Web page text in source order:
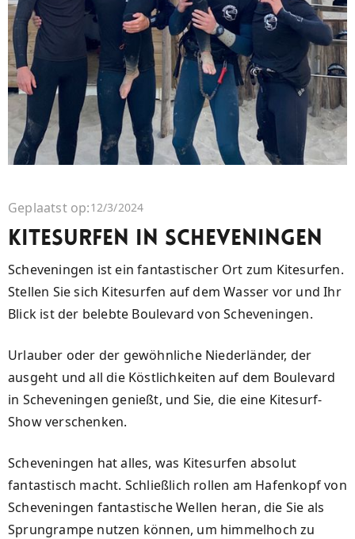
Geplaatst op:12/3/2024
KITESURFEN IN SCHEVENINGEN
Scheveningen ist ein fantastischer Ort zum Kitesurfen.
Stellen Sie sich Kitesurfen auf dem Wasser vor und Ihr
Blick ist der belebte Boulevard von Scheveningen.
Urlauber oder der gewöhnliche Niederländer, der
ausgeht und all die Köstlichkeiten auf dem Boulevard
in Scheveningen genießt, und Sie, die eine Kitesurf-
Show verschenken.
Scheveningen hat alles, was Kitesurfen absolut
fantastisch macht. Schließlich rollen am Hafenkopf von
Scheveningen fantastische Wellen heran, die Sie als
Sprungrampe nutzen können, um himmelhoch zu